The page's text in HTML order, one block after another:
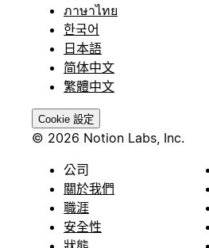
ภาษาไทย
한국어
日本語
简体中文
繁體中文
Cookie 設定
© 2026 Notion Labs, Inc.
公司
關於我們
職涯
安全性